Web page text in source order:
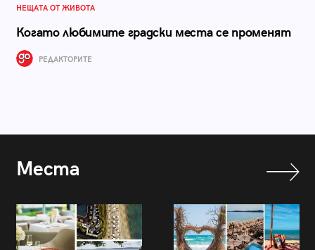
НЕЩАТА ОТ ЖИВОТА
Когато любимите градски места се променят
РЕДАКТОРИТЕ
Места